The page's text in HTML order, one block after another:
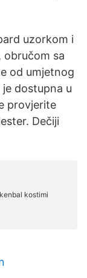
uzorkom i
obručom sa
od umjetnog
dostupna u
provjerite
Dečiji